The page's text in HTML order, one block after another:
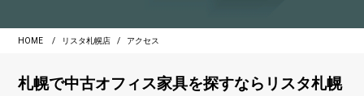
HOME リスタ札幌店 アクセス
札幌で中古オフィス家具を探すならリスタ札幌